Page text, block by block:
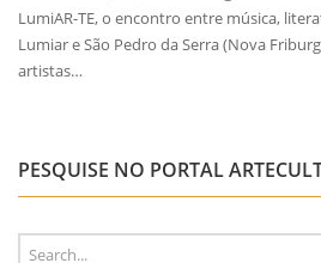
LumiAR-TE, o encontro entre música,
Lumiar e São Pedro da Serra (Nova
artistas…
PESQUISE NO PORTAL